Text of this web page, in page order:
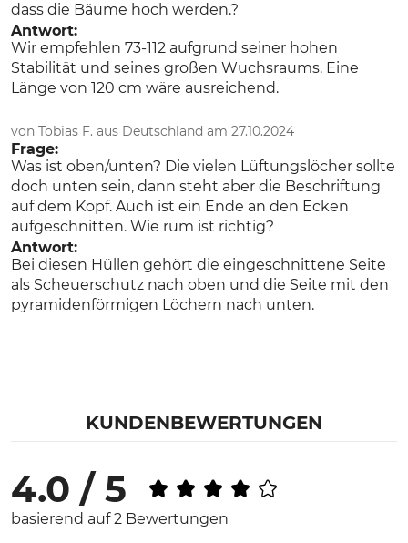
dass die Bäume hoch werden.?
Antwort:
Wir empfehlen 73-112 aufgrund seiner hohen
Stabilität und seines großen Wuchsraums. Eine
Länge von 120 cm wäre ausreichend.
von Tobias F. aus Deutschland am 27.10.2024
Frage:
Was ist oben/unten? Die vielen Lüftungslöcher sollte
doch unten sein, dann steht aber die Beschriftung
auf dem Kopf. Auch ist ein Ende an den Ecken
aufgeschnitten. Wie rum ist richtig?
Antwort:
Bei diesen Hüllen gehört die eingeschnittene Seite
als Scheuerschutz nach oben und die Seite mit den
pyramidenförmigen Löchern nach unten.
KUNDENBEWERTUNGEN
4.0 / 5
basierend auf 2 Bewertungen